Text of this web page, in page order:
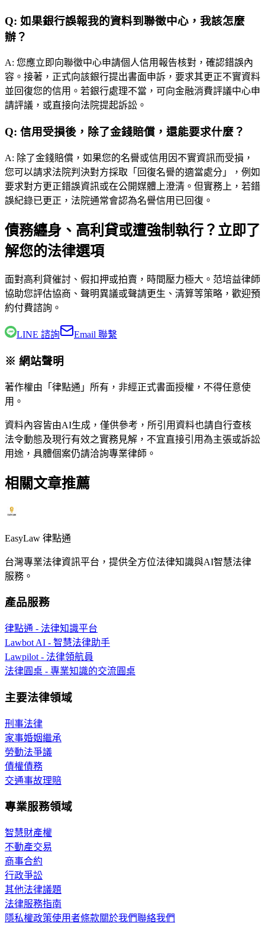
Q: 如果銀行誤報我的資料到聯徵中心，我該怎麼
辦？
A: 您應立即向聯徵中心申請個人信用報告核對，確認錯誤內
容。接著，正式向該銀行提出書面申訴，要求其更正不實資料
並回復您的信用。若銀行處理不當，可向金融消費評議中心申
請評議，或直接向法院提起訴訟。
Q: 信用受損後，除了金錢賠償，還能要求什麼？
A: 除了金錢賠償，如果您的名譽或信用因不實資訊而受損，
您可以請求法院判決對方採取「回復名譽的適當處分」，例如
要求對方更正錯誤資訊或在公開媒體上澄清。但實務上，若錯
誤紀錄已更正，法院通常會認為名譽信用已回復。
債務纏身、高利貸或遭強制執行？立即了
解您的法律選項
面對高利貸催討、假扣押或拍賣，時間壓力極大。 范培益律師
協助您評估協商、聲明異議或聲請更生、清算等策略，歡迎預
約付費諮詢。
LINE 諮詢 Email 聯繫
※ 網站聲明
著作權由「律點通」所有，非經正式書面授權，不得任意使
用。
資料內容皆由AI生成，僅供參考，所引用資料也請自行查核
法令動態及現行有效之實務見解，不宜直接引用為主張或訴訟
用途，具體個案仍請洽詢專業律師。
相關文章推薦
EasyLaw 律點通
台灣專業法律資訊平台，提供全方位法律知識與AI智慧法律
服務。
產品服務
律點通 - 法律知識平台
Lawbot AI - 智慧法律助手
Lawpilot - 法律領航員
法律圓桌 - 專業知識的交流圓桌
主要法律領域
刑事法律
家事婚姻繼承
勞動法爭議
債權債務
交通事故理賠
專業服務領域
智慧財產權
不動產交易
商事合約
行政爭訟
其他法律議題
法律服務指南
隱私權政策使用者條款關於我們聯絡我們